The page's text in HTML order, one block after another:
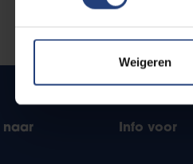
Weigeren
naar Info voor